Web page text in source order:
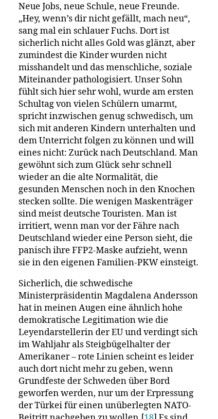
Neue Jobs, neue Schule, neue Freunde.
„Hey, wenn’s dir nicht gefällt, mach neu“,
sang mal ein schlauer Fuchs. Dort ist
sicherlich nicht alles Gold was glänzt, aber
zumindest die Kinder wurden nicht
misshandelt und das menschliche, soziale
Miteinander pathologisiert. Unser Sohn
fühlt sich hier sehr wohl, wurde am ersten
Schultag von vielen Schülern umarmt,
spricht inzwischen genug schwedisch, um
sich mit anderen Kindern unterhalten und
dem Unterricht folgen zu können und will
eines nicht: Zurück nach Deutschland. Man
gewöhnt sich zum Glück sehr schnell
wieder an die alte Normalität, die
gesunden Menschen noch in den Knochen
stecken sollte. Die wenigen Maskenträger
sind meist deutsche Touristen. Man ist
irritiert, wenn man vor der Fähre nach
Deutschland wieder eine Person sieht, die
panisch ihre FFP2-Maske aufzieht, wenn
sie in den eigenen Familien-PKW einsteigt.
Sicherlich, die schwedische
Ministerpräsidentin Magdalena Andersson
hat in meinen Augen eine ähnlich hohe
demokratische Legitimation wie die
Leyendarstellerin der EU und verdingt sich
im Wahljahr als Steigbügelhalter der
Amerikaner – rote Linien scheint es leider
auch dort nicht mehr zu geben, wenn
Grundfeste der Schweden über Bord
geworfen werden, nur um der Erpressung
der Türkei für einen unüberlegten NATO-